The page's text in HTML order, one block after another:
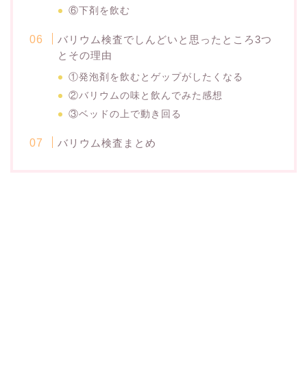
⑥下剤を飲む
バリウム検査でしんどいと思ったところ3つ
とその理由
①発泡剤を飲むとゲップがしたくなる
②バリウムの味と飲んでみた感想
③ベッドの上で動き回る
バリウム検査まとめ